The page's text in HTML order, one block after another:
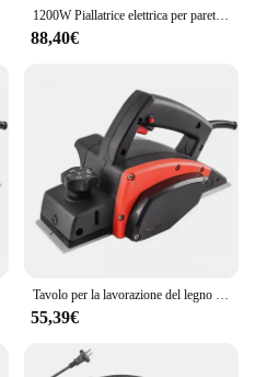
1200W Piallatrice elettrica per pareti Fresatrice per ristrutturazione Stucco Smerigliatrice per gesso Fresatrice per pareti Utensili elettrici
88,40€
Tavolo per la lavorazione del legno Pialla elettrica 220V Mini pialla elettrica per legno Router elettrico Trimmer Pialla da tavolo invertita Utensile da taglio per legno
55,39€